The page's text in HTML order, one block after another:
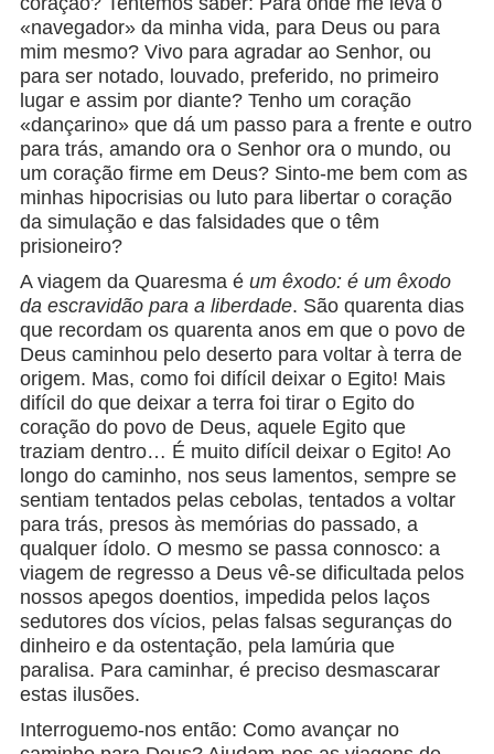
«navegador» da minha vida, para Deus ou para
mim mesmo? Vivo para agradar ao Senhor, ou
para ser notado, louvado, preferido, no primeiro
lugar e assim por diante? Tenho um coração
«dançarino» que dá um passo para a frente e outro
para trás, amando ora o Senhor ora o mundo, ou
um coração firme em Deus? Sinto-me bem com as
minhas hipocrisias ou luto para libertar o coração
da simulação e das falsidades que o têm
prisioneiro?
A viagem da Quaresma é um êxodo: é um êxodo
da escravidão para a liberdade. São quarenta dias
que recordam os quarenta anos em que o povo de
Deus caminhou pelo deserto para voltar à terra de
origem. Mas, como foi difícil deixar o Egito! Mais
difícil do que deixar a terra foi tirar o Egito do
coração do povo de Deus, aquele Egito que
traziam dentro… É muito difícil deixar o Egito! Ao
longo do caminho, nos seus lamentos, sempre se
sentiam tentados pelas cebolas, tentados a voltar
para trás, presos às memórias do passado, a
qualquer ídolo. O mesmo se passa connosco: a
viagem de regresso a Deus vê-se dificultada pelos
nossos apegos doentios, impedida pelos laços
sedutores dos vícios, pelas falsas seguranças do
dinheiro e da ostentação, pela lamúria que
paralisa. Para caminhar, é preciso desmascarar
estas ilusões.
Interroguemo-nos então: Como avançar no